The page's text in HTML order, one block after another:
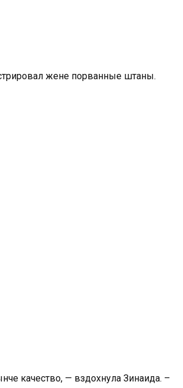
жене порванные штаны.
качество, — вздохнула Зинаида. –